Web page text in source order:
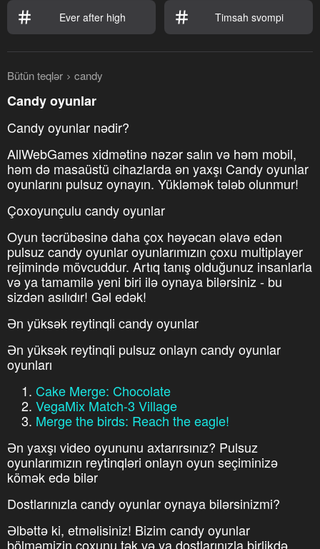
Ever after high Timsah svompi
Bütün teqlər candy
Candy oyunlar
Candy oyunlar nədir?
AllWebGames xidmətinə nəzər salın və həm mobil,
həm də masaüstü cihazlarda ən yaxşı Candy oyunlar
oyunlarını pulsuz oynayın. Yükləmək tələb olunmur!
Çoxoyunçulu candy oyunlar
Oyun təcrübəsinə daha çox həyəcan əlavə edən
pulsuz candy oyunlar oyunlarımızın çoxu multiplayer
rejimində mövcuddur. Artıq tanış olduğunuz insanlarla
və ya tamamilə yeni biri ilə oynaya bilərsiniz - bu
sizdən asılıdır! Gəl edək!
Ən yüksək reytinqli candy oyunlar
Ən yüksək reytinqli pulsuz onlayn candy oyunlar
oyunları
Cake Merge: Chocolate
VegaMix Match-3 Village
Merge the birds: Reach the eagle!
Ən yaxşı video oyununu axtarırsınız? Pulsuz
oyunlarımızın reytinqləri onlayn oyun seçiminizə
kömək edə bilər
Dostlarınızla candy oyunlar oynaya bilərsinizmi?
Əlbəttə ki, etməlisiniz! Bizim candy oyunlar
bölməmizin çoxunu tək və ya dostlarınızla birlikdə